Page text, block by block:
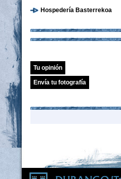
Hospedería Basterrekoa
Tu opinión
Envía tu fotografía